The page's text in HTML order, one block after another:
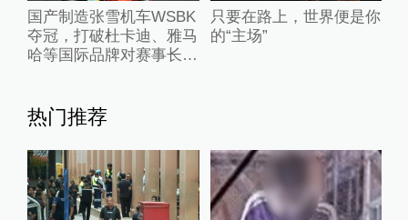
国产制造张雪机车WSBK
夺冠，打破杜卡迪、雅马
哈等国际品牌对赛事长期
只要在路上，世界便是你
的“主场”
热门推荐